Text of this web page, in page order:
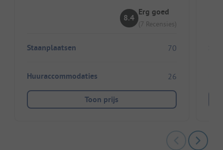
8.4
Erg goed
(7 Recensies)
Staanplaatsen 70
Huuraccommodaties 26
Toon prijs